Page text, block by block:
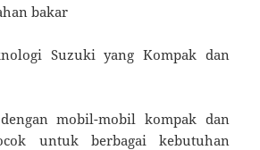
bakar
Suzuki yang Kompak dan
mobil-mobil kompak dan
untuk berbagai kebutuhan